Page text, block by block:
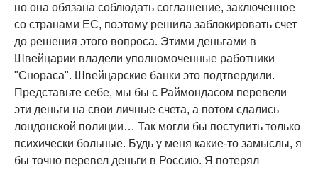
но она обязана соблюдать соглашение, заключенное
со странами ЕС, поэтому решила заблокировать счет
до решения этого вопроса. Этими деньгами в
Швейцарии владели уполномоченные работники
"Снораса". Швейцарские банки это подтвердили.
Представьте себе, мы бы с Раймондасом перевели
эти деньги на свои личные счета, а потом сдались
лондонской полиции… Так могли бы поступить только
психически больные. Будь у меня какие-то замыслы, я
бы точно перевел деньги в Россию. Я потерял